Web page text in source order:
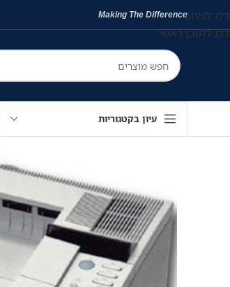
דלג לניווט
דלג לתוכן ראשי
Making The Difference
עיון בקטגוריות